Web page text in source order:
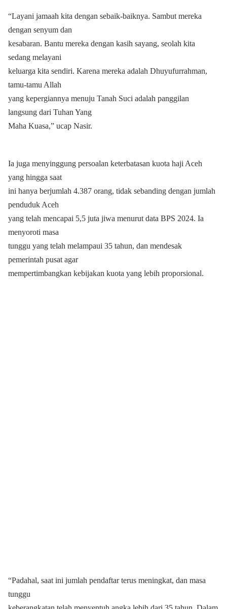
“Layani jamaah kita dengan sebaik-baiknya. Sambut mereka
dengan senyum dan
kesabaran. Bantu mereka dengan kasih sayang, seolah kita
sedang melayani
keluarga kita sendiri. Karena mereka adalah Dhuyufurrahman,
tamu-tamu Allah
yang kepergiannya menuju Tanah Suci adalah panggilan
langsung dari Tuhan Yang
Maha Kuasa,” ucap Nasir.
Ia juga menyinggung persoalan keterbatasan kuota haji Aceh
yang hingga saat
ini hanya berjumlah 4.387 orang, tidak sebanding dengan jumlah
penduduk Aceh
yang telah mencapai 5,5 juta jiwa menurut data BPS 2024. Ia
menyoroti masa
tunggu yang telah melampaui 35 tahun, dan mendesak
pemerintah pusat agar
mempertimbangkan kebijakan kuota yang lebih proporsional.
“Padahal, saat ini jumlah pendaftar terus meningkat, dan masa
tunggu